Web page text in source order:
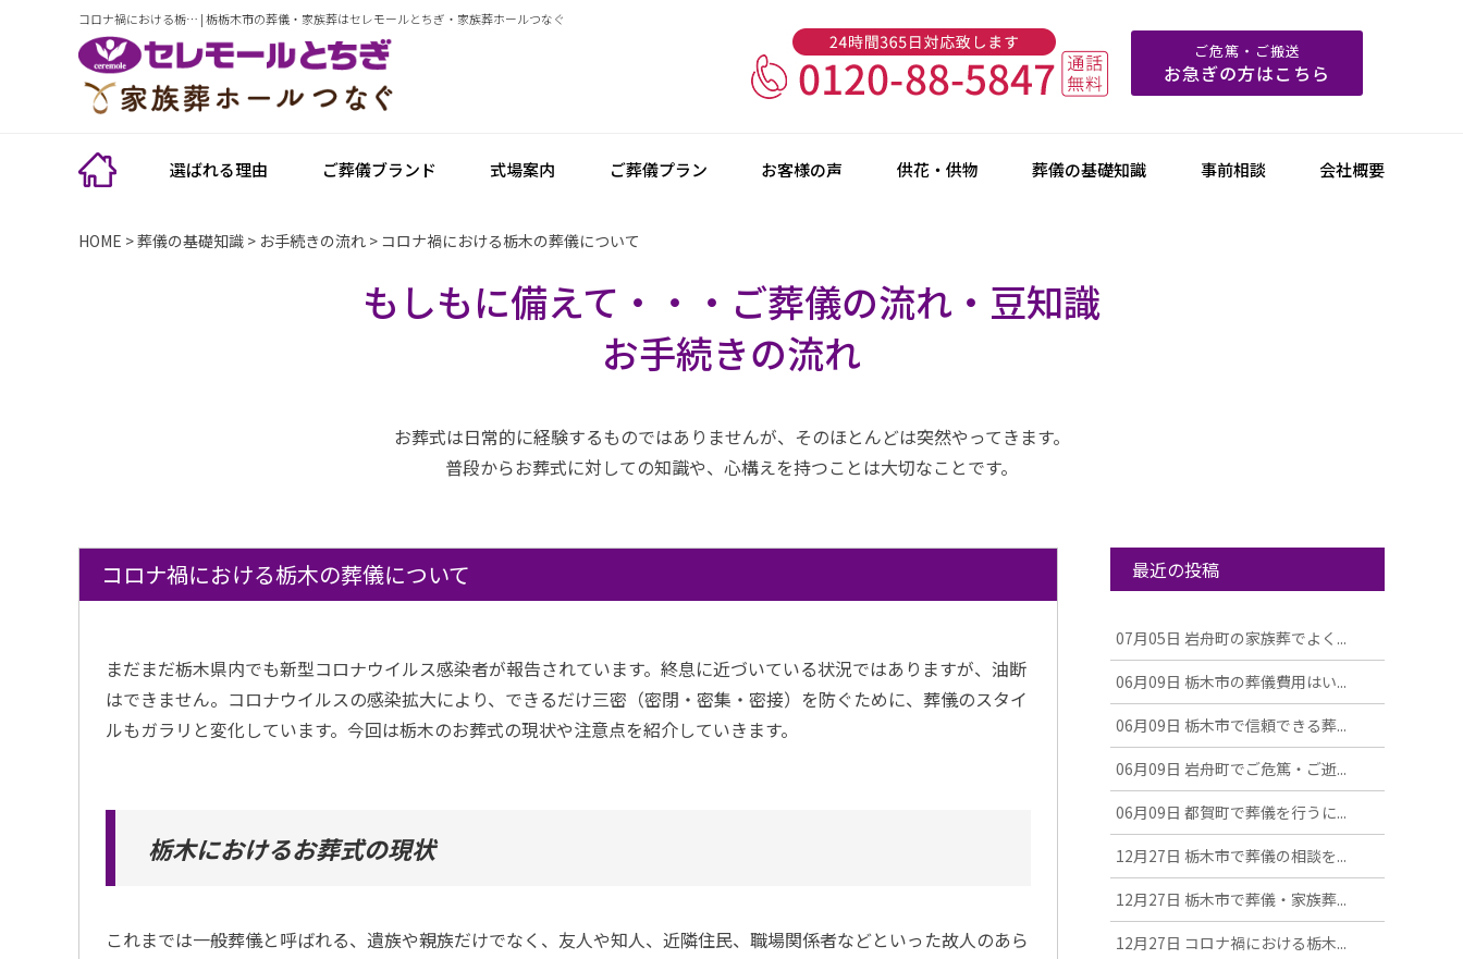
コロナ禍における栃… | 栃栃木市の葬儀・家族葬はセレモールとちぎ・家族葬ホールつなぐ
ご危篤・ご搬送
お急ぎの方はこちら
選ばれる理由 ご葬儀ブランド 式場案内 ご葬儀プラン お客様の声 供花・供物 葬儀の基礎知識 事前相談 会社概要
HOME >葬儀の基礎知識 > お手続きの流れ > コロナ禍における栃木の葬儀について
もしもに備えて・・・ご葬儀の流れ・豆知識
お手続きの流れ
お葬式は日常的に経験するものではありませんが、そのほとんどは突然やってきます。
普段からお葬式に対しての知識や、心構えを持つことは大切なことです。
コロナ禍における栃木の葬儀について
まだまだ栃木県内でも新型コロナウイルス感染者が報告されています。終息に近づいている状況ではありますが、油断
はできません。コロナウイルスの感染拡大により、できるだけ三密（密閉・密集・密接）を防ぐために、葬儀のスタイ
ルもガラリと変化しています。今回は栃木のお葬式の現状や注意点を紹介していきます。
栃木におけるお葬式の現状
これまでは一般葬儀と呼ばれる、遺族や親族だけでなく、友人や知人、近隣住民、職場関係者などといった故人のあら
最近の投稿
07月05日 岩舟町の家族葬でよく...
06月09日 栃木市の葬儀費用はい...
06月09日 栃木市で信頼できる葬...
06月09日 岩舟町でご危篤・ご逝...
06月09日 都賀町で葬儀を行うに...
12月27日 栃木市で葬儀の相談を...
12月27日 栃木市で葬儀・家族葬...
12月27日 コロナ禍における栃木...